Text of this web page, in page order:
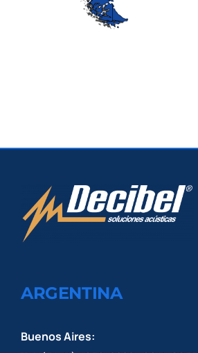
ARGENTINA
Buenos Aires: